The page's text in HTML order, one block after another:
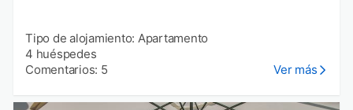
Tipo de alojamiento: Apartamento
4 huéspedes
Comentarios: 5
Ver más